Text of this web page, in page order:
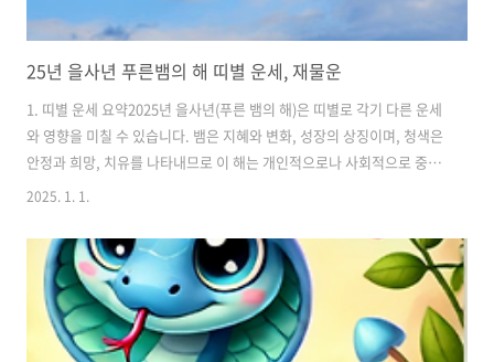
25년 을사년 푸른뱀의 해 띠별 운세, 재물운
1. 띠별 운세 요약2025년 을사년(푸른 뱀의 해)은 띠별로 각기 다른 운세
와 영향을 미칠 수 있습니다. 뱀은 지혜와 변화, 성장의 상징이며, 청색은
안정과 희망, 치유를 나타내므로 이 해는 개인적으로나 사회적으로 중요
한 변화를 예고할 수 있습니다. 띠별로 어떤 영향을 받을지 간단히 살펴
직관력과 대인 관계에서의 유리함을 얻을 가능성이 큽니다. 사업이나 개
인적 목표를 새롭게 설정하기 좋은 시기입니다. 다만, 성급한 결정보다는
신중함이 필요합니다.추천 팁: 네트워크를 강화하고, 새로운 기술을 배
우는 데 시간을 투자하세요. 소띠운세 요약: 안정과 내실 다지기소띠는
을사년에 안정과 균형을 찾는 것이 중요합니다. 기존의 직장이나 사업에
2025. 1. 1.